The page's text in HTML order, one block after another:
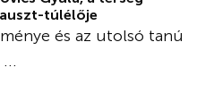
túlélője
és az utolsó tanú